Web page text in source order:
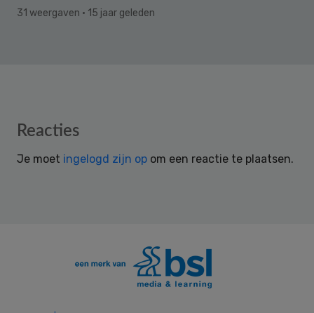
31 weergaven · 15 jaar geleden
Reader
Reacties
Je moet ingelogd zijn op om een reactie te plaatsen.